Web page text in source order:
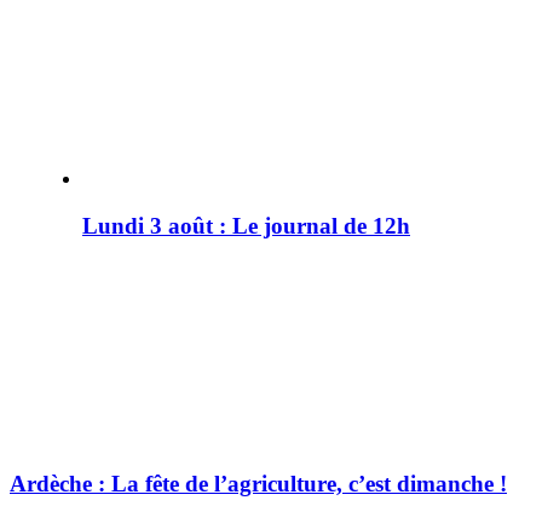
Lundi 3 août : Le journal de 12h
Ardèche : La fête de l’agriculture, c’est dimanche !